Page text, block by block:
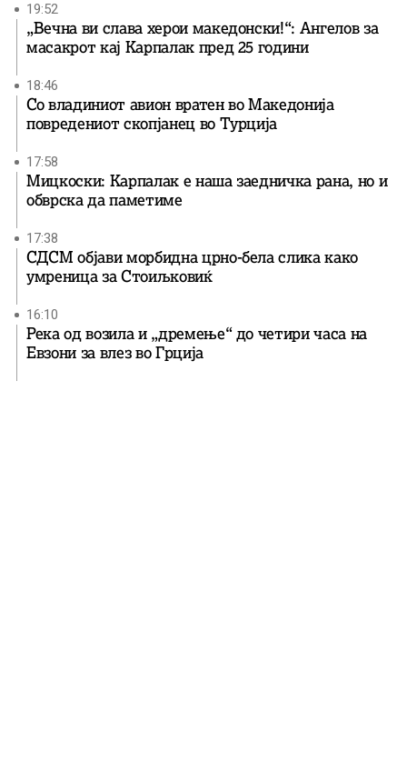
19:52
„Вечна ви слава херои македонски!“: Ангелов за
масакрот кај Карпалак пред 25 години
18:46
Со владиниот авион вратен во Македонија
повредениот скопјанец во Турција
17:58
Мицкоски: Карпалак е наша заедничка рана, но и
обврска да паметиме
17:38
СДСМ објави морбидна црно-бела слика како
умреница за Стоиљковиќ
16:10
Река од возила и „дремење“ до четири часа на
Евзони за влез во Грција